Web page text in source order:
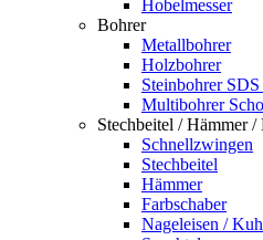
Hobelmesser
Bohrer
Metallbohrer
Holzbohrer
Steinbohrer
Multibohrer
Stechbeitel / Hämmer
Schnellzwingen
Stechbeitel
Hämmer
Farbschaber
Nageleisen /